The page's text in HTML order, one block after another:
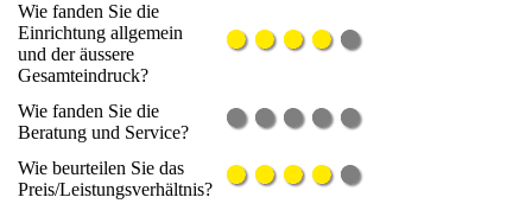
Wie fanden Sie die
Einrichtung allgemein
und der äussere
Gesamteindruck?
Wie fanden Sie die
Beratung und Service?
Wie beurteilen Sie das
Preis/Leistungsverhältnis?